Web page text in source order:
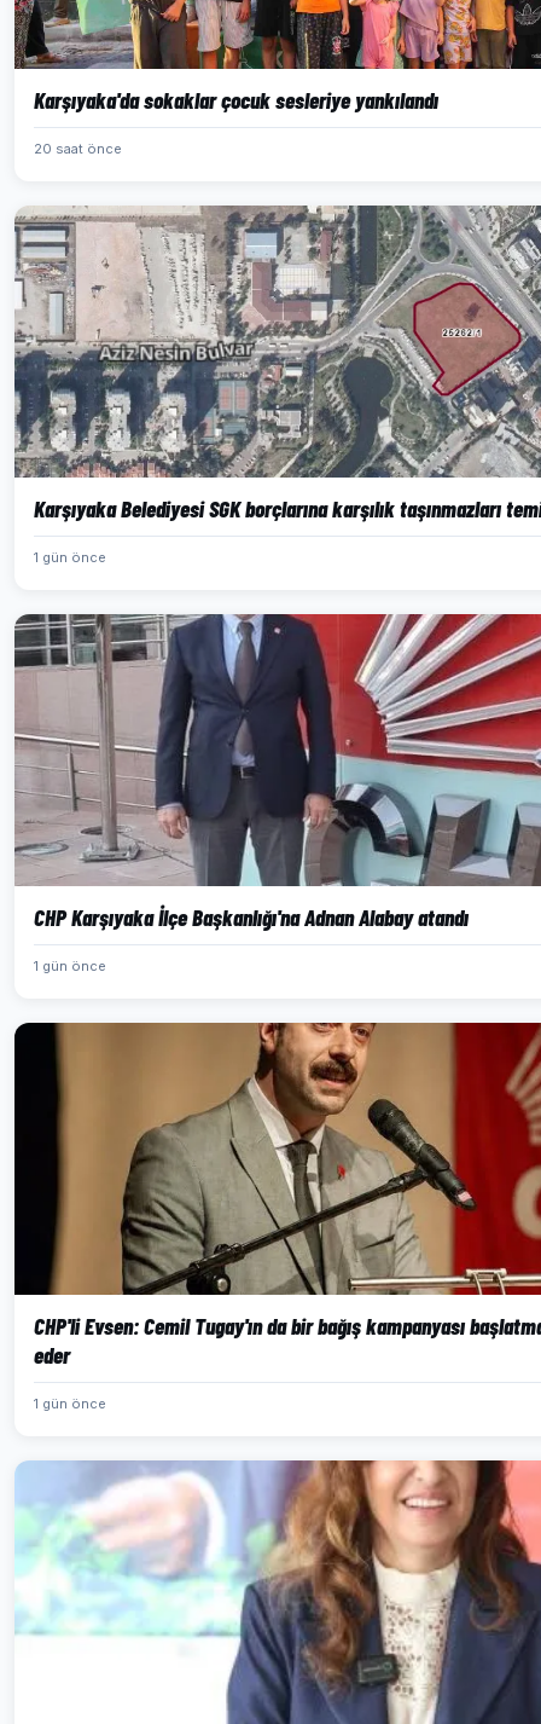
Karşıyaka'da sokaklar çocuk sesleriye yankılandı
20 saat önce
Karşıyaka Belediyesi SGK borçlarına karşılık taşınmazları
1 gün önce
CHP Karşıyaka İlçe Başkanlığı'na Adnan Alabay atandı
1 gün önce
CHP'li Evsen: Cemil Tugay'ın da bir bağış kampanyası
eder
1 gün önce